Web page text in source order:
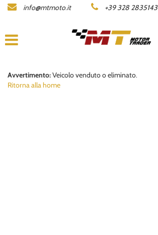
LISTA MOTO
AZIENDA
ACQUISTIAMO LA TUA MOTO
info@mtmoto.it +39 328 2835143
Avvertimento:Veicolo venduto o eliminato.
Ritorna alla home